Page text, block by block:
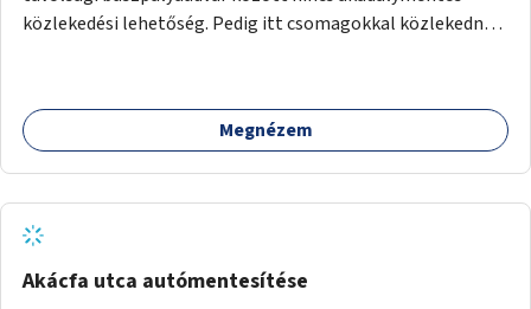
akciók, Fővárossal, kerületi összefogásokkal. Legyen
elismerő díj az adó 1%-ot begyűjtő civil szervezeteknek,
közlekedési lehetőség. Pedig itt csomagokkal közlekednek
hogy aztán több lépcsősort kelljen megtenni lefelé/felfelé
a buszpályaudvarra.
Megnézem
Akácfa utca autómentesítése